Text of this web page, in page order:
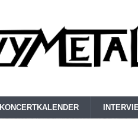
KONCERTKALENDER